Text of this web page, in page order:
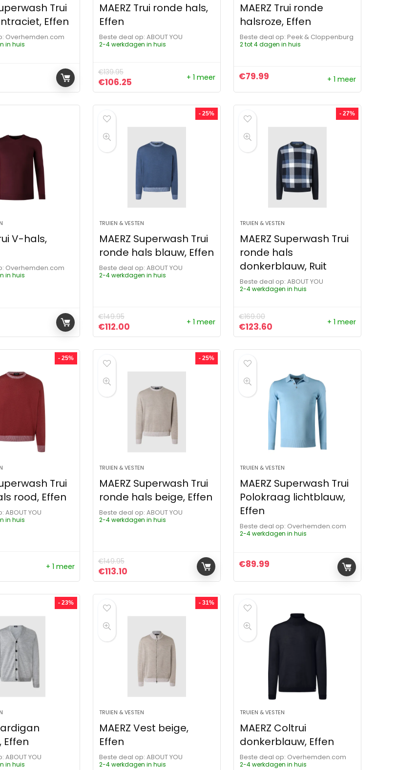
Trui
Effen
Overhemden.com
in huis
MAERZ Trui ronde hals,
Effen
Beste deal op:
ABOUT YOU
2-4 werkdagen in huis
€139.95
Oorspronkelijke prijs was: €139.95.
€106.25Huidige prijs is: €106.25.
+ 1 meer
MAERZ Trui ronde
halsroze, Effen
Beste deal op:
Peek & Cloppenburg
2 tot 4 dagen in huis
€79.99 + 1 meer
V-hals,
Overhemden.com
in huis
- 25%
TRUIEN & VESTEN
MAERZ Superwash Trui
ronde hals blauw, Effen
Beste deal op:
ABOUT YOU
2-4 werkdagen in huis
€149.95
Oorspronkelijke prijs was: €149.95.
€112.00Huidige prijs is: €112.00.
+ 1 meer
- 27%
TRUIEN & VESTEN
MAERZ Superwash Trui
ronde hals
donkerblauw, Ruit
Beste deal op:
ABOUT YOU
2-4 werkdagen in huis
€169.00
Oorspronkelijke prijs was: €169.00.
€123.60 Huidige prijs is: €123.60.
+ 1 meer
- 25%
Trui
rood, Effen
ABOUT YOU
in huis
prijs was: €149.95.
prijs is: €112.00.
+ 1 meer
- 25%
TRUIEN & VESTEN
MAERZ Superwash Trui
ronde hals beige, Effen
Beste deal op:
ABOUT YOU
2-4 werkdagen in huis
€149.95
Oorspronkelijke prijs was: €149.95.
€113.10Huidige prijs is: €113.10.
TRUIEN & VESTEN
MAERZ Superwash Trui
Polokraag lichtblauw,
Effen
Beste deal op:
Overhemden.com
2-4 werkdagen in huis
€89.99
- 23%
Effen
ABOUT YOU
in huis
- 31%
TRUIEN & VESTEN
MAERZ Vest beige,
Effen
Beste deal op:
ABOUT YOU
2-4 werkdagen in huis
TRUIEN & VESTEN
MAERZ Coltrui
donkerblauw, Effen
Beste deal op:
Overhemden.com
2-4 werkdagen in huis